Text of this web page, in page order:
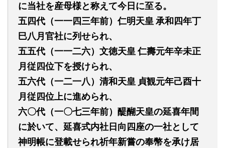
に当社を産母様と称えて今日に至る。
五四代（一一四三年前）仁明天皇承和四年丁
巳八月官社に列せられ、
五五代（一一二六）文徳天皇仁壽元年辛未正
月従四位下を授けられ、
五六代（一二一八）清和天皇 貞観元年己酉十
月従四位上に進められ、
六〇代（一〇七三年前）醍醐天皇の延喜年間
に於いて、延喜式内社日向四座の一社として
神明帳に登載せられ祈年新嘗の奉幣を承け居